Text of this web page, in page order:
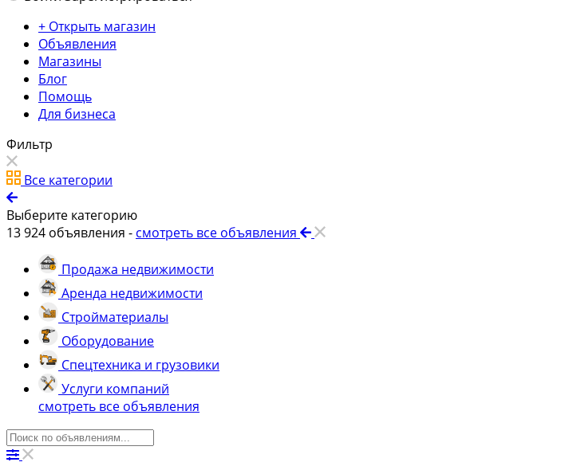
+ Открыть магазин
Объявления
Магазины
Блог
Помощь
Для бизнеса
Фильтр
Все категории
Выберите категорию
13 924 объявления - смотреть все объявления
Продажа недвижимости
Аренда недвижимости
Стройматериалы
Оборудование
Спецтехника и грузовики
Услуги компаний
смотреть все объявления